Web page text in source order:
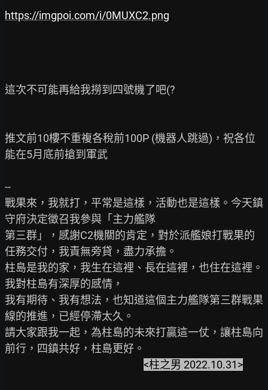
https://imgpoi.com/i/0MUXC2.png
這次不可能再給我撈到四號機了吧(?
推文前10樓不重複各稅前100P (機器人跳過)，祝各位
能在5月底前搶到軍武
--
戰果來，我就打，平常是這樣，活動也是這樣。今天鎮
守府決定徵召我參與「主力艦隊
第三群」，感謝C2機關的肯定，對於派艦娘打戰果的
任務交付，我責無旁貸，盡力承擔。
柱島是我的家，我生在這裡、長在這裡，也住在這裡。
我對柱島有深厚的感情，
我有期待、我有想法，也知道這個主力艦隊第三群戰果
線的推進，已經停滯太久。
請大家跟我一起，為柱島的未來打贏這一仗，讓柱島向
前行，四鎮共好，柱島更好。
<柱之男 2022.10.31>